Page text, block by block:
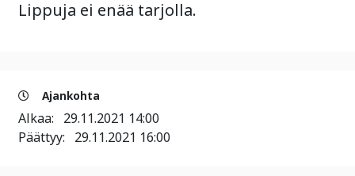
Lippuja ei enää tarjolla.
Ajankohta
Alkaa: 29.11.2021 14:00
Päättyy: 29.11.2021 16:00